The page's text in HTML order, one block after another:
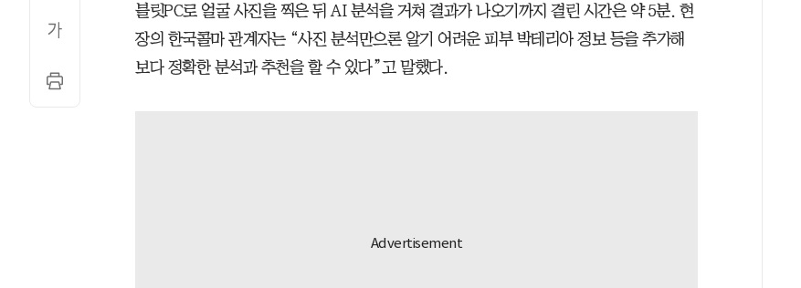
블릿PC로 얼굴 사진을 찍은 뒤 AI 분석을 거쳐 결과가 나오기까지 결린 시간은 약 5분. 현
장의 한국콜마 관계자는 “사진 분석만으론 알기 어려운 피부 박테리아 정보 등을 추가해
보다 정확한 분석과 추천을 할 수 있다”고 말했다.